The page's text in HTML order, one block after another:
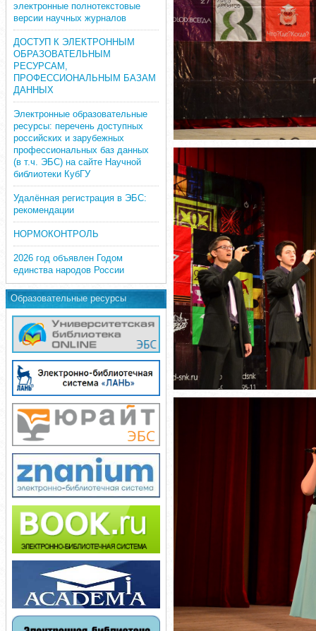
электронные полнотекстовые
версии научных журналов
ДОСТУП К ЭЛЕКТРОННЫМ
ОБРАЗОВАТЕЛЬНЫМ
РЕСУРСАМ,
ПРОФЕССИОНАЛЬНЫМ БАЗАМ
ДАННЫХ
Электронные образовательные
ресурсы: перечень доступных
российских и зарубежных
профессиональных баз данных
(в т.ч. ЭБС) на сайте Научной
библиотеки КубГУ
Удалённая регистрация в ЭБС:
рекомендации
НОРМОКОНТРОЛЬ
2026 год объявлен Годом
единства народов России
Образовательные ресурсы